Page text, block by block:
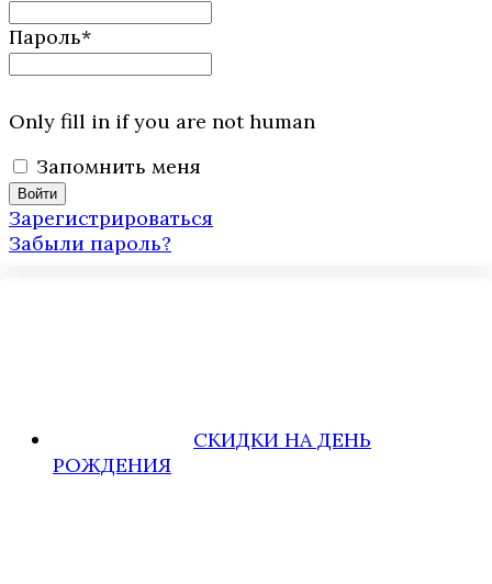
Пароль*
Only fill in if you are not human
Запомнить меня
Зарегистрироваться
Забыли пароль?
СКИДКИ НА ДЕНЬ
РОЖДЕНИЯ